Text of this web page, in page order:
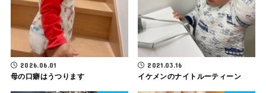
2026.06.01
母の口癖はうつります
2021.03.16
イケメンのナイトルーティーン